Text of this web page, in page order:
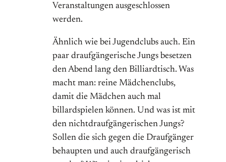
Veranstaltungen ausgeschlossen
werden.
Ähnlich wie bei Jugendclubs auch. Ein
paar draufgängerische Jungs besetzen
den Abend lang den Billiardtisch. Was
macht man: reine Mädchenclubs,
damit die Mädchen auch mal
billardspielen können. Und was ist mit
den nichtdraufgängerischen Jungs?
Sollen die sich gegen die Draufgänger
behaupten und auch draufgängerisch